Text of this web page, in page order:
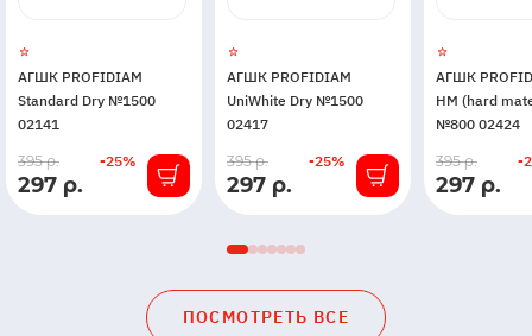
АГШК PROFIDIAM
Standard Dry №1500
02141
В
наличии
297 р.
-25%
395 р.
АГШК PROFIDIAM
UniWhite Dry №1500
02417
В
наличии
297 р.
-25%
395 р.
АГШК
HM (hard
№800 02424
В
наличии
297 р.
-
395 р.
ПОСМОТРЕТЬ ВСЕ